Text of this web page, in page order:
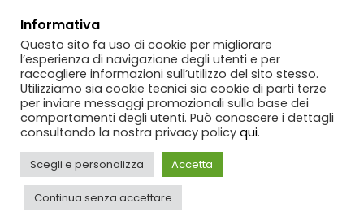
Tradisce la moglie e lo legano con lo
scotch a un albero
Tentano di salvarla dalla seggiovia, ma
il piano fallisce
00:02
CopyrightBlitzTV© 2019-2025SIGNOVia Rabolini, 13 Milano - P.IVA
IT11812250154. Tutti i diritti sono riservati.
Informativa
Questo sito fa uso di cookie per migliorare
l’esperienza di navigazione degli utenti e per
raccogliere informazioni sull’utilizzo del sito stesso.
Utilizziamo sia cookie tecnici sia cookie di parti terze
per inviare messaggi promozionali sulla base dei
comportamenti degli utenti. Può conoscere i dettagli
consultando la nostra privacy policy qui.
Scegli e personalizza Accetta
Continua senza accettare